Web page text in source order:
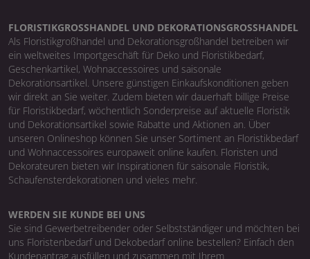
FLORISTIKGROSSHANDEL UND DEKORATIONSGROSSHANDEL
Als Floristikgroßhandel und Dekorationsgroßhandel betreiben wir
ein weltweites Importgeschäft für Deko und Floristikbedarf,
Geschenkartikel, Wohnaccessoires und saisonale
Dekorationsartikel. Unsere günstigen Einkaufskonditionen geben
wir direkt an Sie weiter. Zudem bieten wir dauerhaft billige Preise
für Floristikbedarf, wöchentlich Sonderpreise auf aktuelle Floristik
und Dekorationsartikel sowie Rabatte und Aktionen an. Über
unseren Onlineshop können Sie unser Sortiment an Floristikbedarf
und Wohnaccessoires europaweit online kaufen. Floristen und
Dekorateuren bieten wir Inspirationen für saisonale Floristik,
Schaufensterdekorationen und vieles mehr.
WERDEN SIE KUNDE BEI UNS
Sie sind Gewerbetreibender oder Selbstständiger und möchten bei
uns Floristenbedarf und Dekobedarf online bestellen? Einfach den
Kundenantrag ausfüllen und zusammen mit Ihrem